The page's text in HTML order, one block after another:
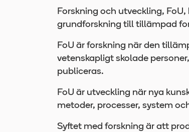
Forskning och utveckling,
grundforskning till tillämpad
FoU är forskning när den
vetenskapligt skolade
publiceras.
FoU är utveckling när nya
metoder, processer, system
Syftet med forskning är att